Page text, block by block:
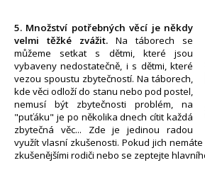
5. Množství potřebných věcí je někdy
velmi těžké zvážit. Na táborech se
můžeme setkat s dětmi, které jsou
vybaveny nedostatečně, i s dětmi, které
vezou spoustu zbytečností. Na táborech,
kde věci odloží do stanu nebo pod postel,
nemusí být zbytečnosti problém, na
"puťáku" je po několika dnech cítit každá
zbytečná věc... Zde je jedinou radou
využít vlasní zkušenosti. Pokud jich
zkušenějšími rodiči nebo se zeptejte